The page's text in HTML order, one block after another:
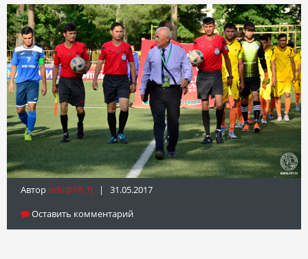
Автор Info@fft.tj | 31.05.2017
Оставить комментарий